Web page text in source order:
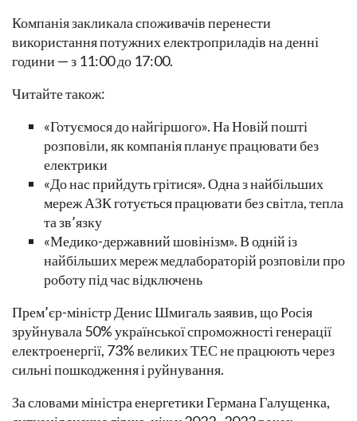
Компанія закликала споживачів перенести
використання потужних електроприладів на денні
години — з 11:00 до 17:00.
Читайте також:
«Готуємося до найгіршого». На Новій пошті
розповіли, як компанія планує працювати без
електрики
«До нас прийдуть грітися». Одна з найбільших
мереж АЗК готується працювати без світла, тепла
та зв’язку
«Медико-державний шовінізм». В одній із
найбільших мереж медлабораторій розповіли про
роботу під час відключень
Прем’єр-міністр Денис Шмигаль заявив, що Росія
зруйнувала 50% української спроможності генерації
електроенергії, 73% великих ТЕС не працюють через
сильні пошкодження і руйнування.
За словами міністра енергетики Германа Галущенка,